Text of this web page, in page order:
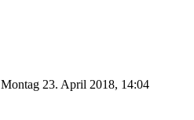
Montag 23. April 2018, 14:04